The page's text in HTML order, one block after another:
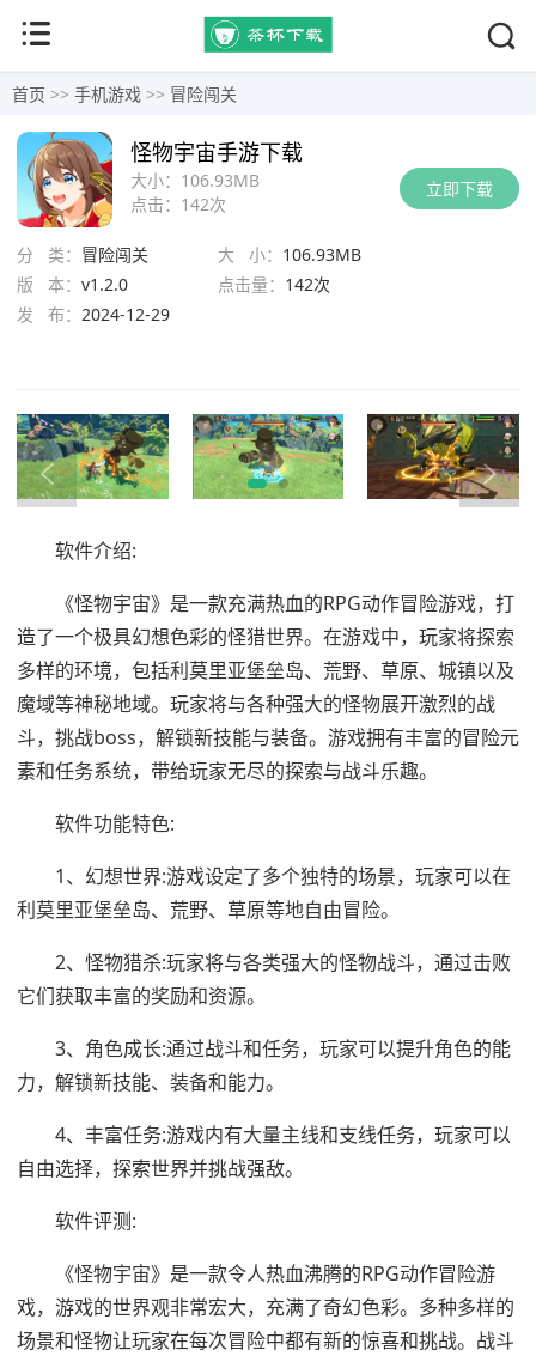
首页 >> 手机游戏 >> 冒险闯关
立即下载
大小： 106.93MB
点击： 142次
怪物宇宙手游下载
分 类： 冒险闯关 大 小： 106.93MB
版 本： v1.2.0 点击量： 142次
发 布： 2024-12-29
软件介绍:
《怪物宇宙》是一款充满热血的RPG动作冒险游戏，打
造了一个极具幻想色彩的怪猎世界。在游戏中，玩家将探索
多样的环境，包括利莫里亚堡垒岛、荒野、草原、城镇以及
魔域等神秘地域。玩家将与各种强大的怪物展开激烈的战
斗，挑战boss，解锁新技能与装备。游戏拥有丰富的冒险元
素和任务系统，带给玩家无尽的探索与战斗乐趣。
软件功能特色:
1、幻想世界:游戏设定了多个独特的场景，玩家可以在
利莫里亚堡垒岛、荒野、草原等地自由冒险。
2、怪物猎杀:玩家将与各类强大的怪物战斗，通过击败
它们获取丰富的奖励和资源。
3、角色成长:通过战斗和任务，玩家可以提升角色的能
力，解锁新技能、装备和能力。
4、丰富任务:游戏内有大量主线和支线任务，玩家可以
自由选择，探索世界并挑战强敌。
软件评测:
《怪物宇宙》是一款令人热血沸腾的RPG动作冒险游
戏，游戏的世界观非常宏大，充满了奇幻色彩。多种多样的
场景和怪物让玩家在每次冒险中都有新的惊喜和挑战。战斗